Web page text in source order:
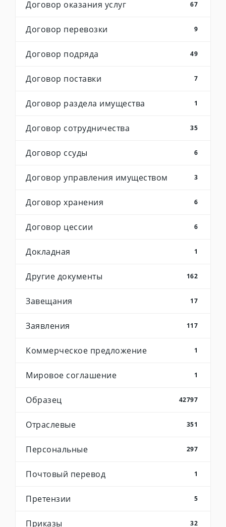
Договор оказания услуг 67
Договор перевозки 9
Договор подряда 49
Договор поставки 7
Договор раздела имущества 1
Договор сотрудничества 35
Договор ссуды 6
Договор управления имуществом 3
Договор хранения 6
Договор цессии 6
Докладная 1
Другие документы 162
Завещания 17
Заявления 117
Коммерческое предложение 1
Мировое соглашение 1
Образец 42797
Отраслевые 351
Персональные 297
Почтовый перевод 1
Претензии 5
Приказы 32